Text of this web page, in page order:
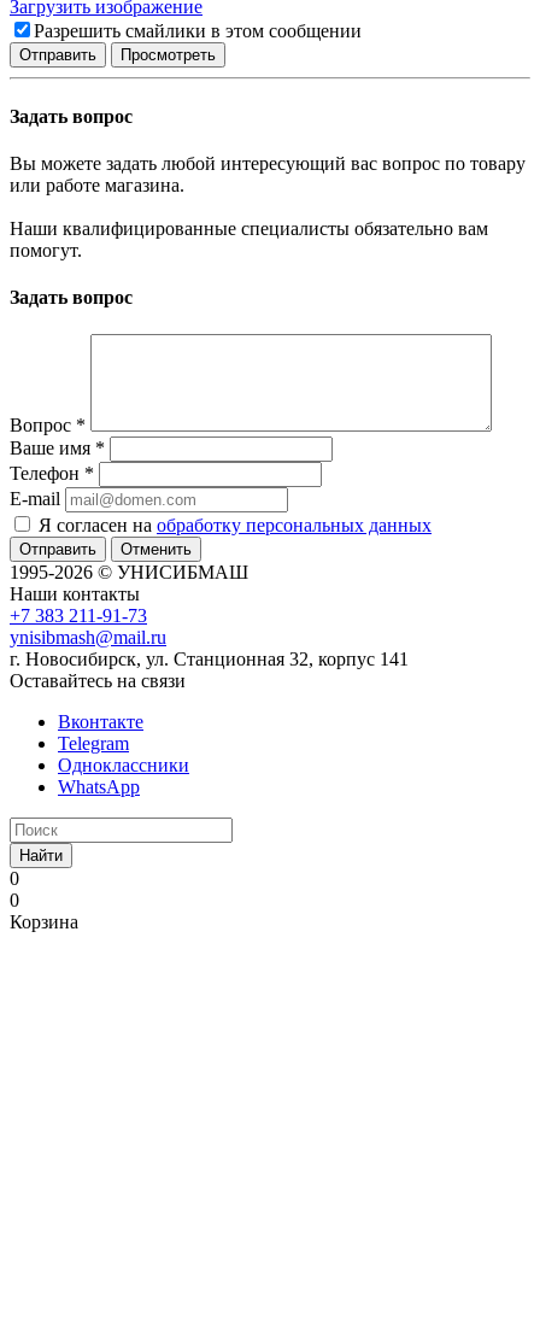
Загрузить изображение
Разрешить смайлики в этом сообщении
Задать вопрос
Вы можете задать любой интересующий вас вопрос по товару
или работе магазина.
Наши квалифицированные специалисты обязательно вам
помогут.
Задать вопрос
Вопрос *
Ваше имя *
Телефон *
E-mail
Я согласен на обработку персональных данных
Отменить
1995-2026 © УНИСИБМАШ
Наши контакты
+7 383 211-91-73
ynisibmash@mail.ru
г. Новосибирск, ул. Станционная 32, корпус 141
Оставайтесь на связи
Вконтакте
Telegram
Одноклассники
WhatsApp
Найти
0
0
Корзина